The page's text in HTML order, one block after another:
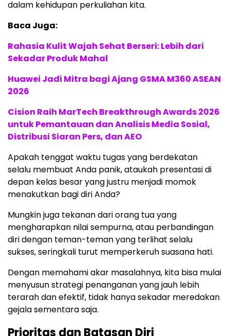
dalam kehidupan perkuliahan kita.
Baca Juga:
Rahasia Kulit Wajah Sehat Berseri: Lebih dari
Sekadar Produk Mahal
Huawei Jadi Mitra bagi Ajang GSMA M360 ASEAN
2026
Cision Raih MarTech Breakthrough Awards 2026
untuk Pemantauan dan Analisis Media Sosial,
Distribusi Siaran Pers, dan AEO
Apakah tenggat waktu tugas yang berdekatan
selalu membuat Anda panik, ataukah presentasi di
depan kelas besar yang justru menjadi momok
menakutkan bagi diri Anda?
Mungkin juga tekanan dari orang tua yang
mengharapkan nilai sempurna, atau perbandingan
diri dengan teman-teman yang terlihat selalu
sukses, seringkali turut memperkeruh suasana hati.
Dengan memahami akar masalahnya, kita bisa mulai
menyusun strategi penanganan yang jauh lebih
terarah dan efektif, tidak hanya sekadar meredakan
gejala sementara saja.
Prioritas dan Batasan Diri